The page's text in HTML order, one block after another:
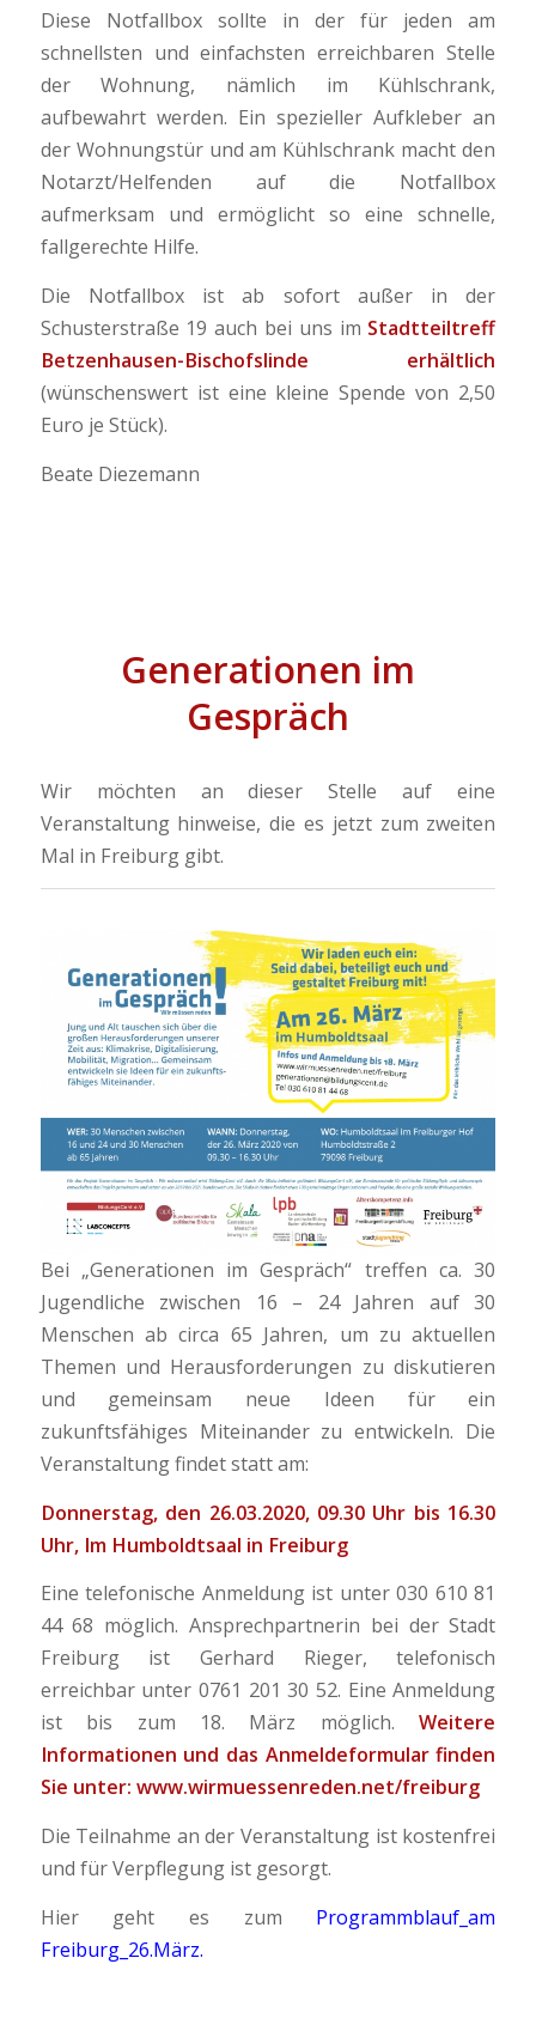
Diese Notfallbox sollte in der für jeden am
schnellsten und einfachsten erreichbaren Stelle
der Wohnung, nämlich im Kühlschrank,
aufbewahrt werden. Ein spezieller Aufkleber an
der Wohnungstür und am Kühlschrank macht den
Notarzt/Helfenden auf die Notfallbox
aufmerksam und ermöglicht so eine schnelle,
fallgerechte Hilfe.
Die Notfallbox ist ab sofort außer in der
Schusterstraße 19 auch bei uns im Stadtteiltreff
Betzenhausen-Bischofslinde erhältlich
(wünschenswert ist eine kleine Spende von 2,50
Euro je Stück).
Beate Diezemann
Generationen im
Gespräch
Wir möchten an dieser Stelle auf eine
Veranstaltung hinweise, die es jetzt zum zweiten
Mal in Freiburg gibt.
Bei „Generationen im Gespräch“ treffen ca. 30
Jugendliche zwischen 16 – 24 Jahren auf 30
Menschen ab circa 65 Jahren, um zu aktuellen
Themen und Herausforderungen zu diskutieren
und gemeinsam neue Ideen für ein
zukunftsfähiges Miteinander zu entwickeln. Die
Veranstaltung findet statt am:
Donnerstag, den 26.03.2020, 09.30 Uhr bis 16.30
Uhr, Im Humboldtsaal in Freiburg
Eine telefonische Anmeldung ist unter 030 610 81
44 68 möglich. Ansprechpartnerin bei der Stadt
Freiburg ist Gerhard Rieger, telefonisch
erreichbar unter 0761 201 30 52. Eine Anmeldung
ist bis zum 18. März möglich.Weitere
Informationen und das Anmeldeformular finden
Sie unter: www.wirmuessenreden.net/freiburg
Die Teilnahme an der Veranstaltung ist kostenfrei
und für Verpflegung ist gesorgt.
Hier geht es zum Programmblauf_am
Freiburg_26.März.